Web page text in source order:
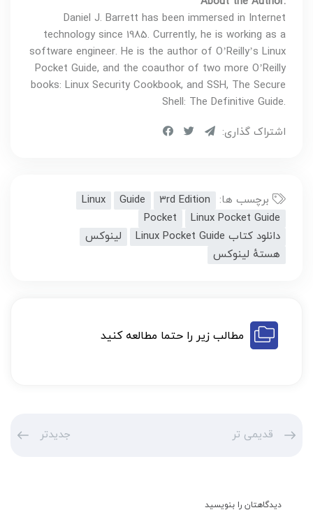
Daniel J. Barrett has been immersed in Internet
technology since 1985. Currently, he is working as a
software engineer. He is the author of O’Reilly’s Linux
Pocket Guide, and the coauthor of two more O’Reilly
books: Linux Security Cookbook, and SSH, The Secure
Shell: The Definitive Guide.
اشتراک گذاری:
برچسب ها: 3rd Edition
Guide
Linux
Linux Pocket Guide
Pocket
دانلود کتاب Linux Pocket Guide
لینوکس
هسته‌ٔ لینوکس
مطالب زیر را حتما مطالعه کنید
قدیمی تر جدیدتر
دیدگاهتان را بنویسید